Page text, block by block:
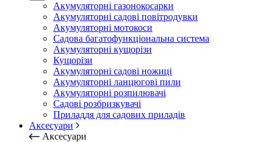
Акумуляторні газонокосарки
Акумуляторні садові повітродувки
Акумуляторні мотокоси
Садова багатофункціональна система
Акумуляторні кущорізи
Кущорізи
Акумуляторні садові ножиці
Акумуляторні ланцюгові пили
Акумуляторні розпилювачі
Садові розбризкувачі
Приладдя для садових приладів
Аксесуари
Аксесуари